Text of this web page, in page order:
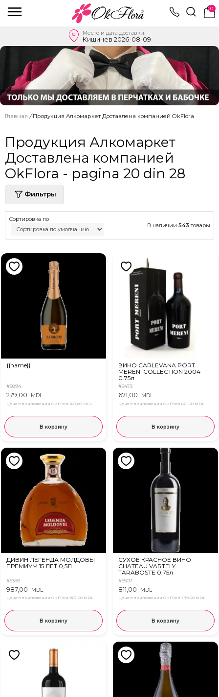
0
Место и дата доставки:
Кишинев 2026-08-09
Главная / Продукция Алкомаркет Доставлена ​​компанией OkFlora
Продукция Алкомаркет
Доставлена ​​компанией
OkFlora - pagina 20 din 28
Фильтры
Сортировка по
В наличии 543 товары
{{name}}
#5894
279,00 MDL
Цена в приложении Ok Flora 269,00 MDL
В корзину
ВИНО CARLEVANA PORT
MERENI COLLECTION 2004
0.75л
#5473
671,00 MDL
Цена в приложении Ok Flora 661,00 MDL
В корзину
ДИВИН ЛЕГЕНДА МОЛДОВЫ
ПРЕМИУМ 15 ЛЕТ 0,5Л
#5393
987,00 MDL
Цена в приложении Ok Flora 967,00 MDL
В корзину
СУХОЕ КРАСНОЕ ВИНО
CHATEAU VARTELY
TARABOSTE 0,75л
#5507
811,00 MDL
Цена в приложении Ok Flora 799,00 MDL
В корзину